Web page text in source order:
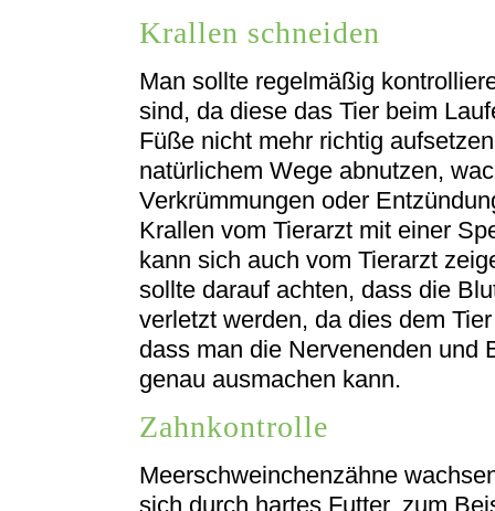
Krallen schneiden
Man sollte regelmäßig
sind, da diese das Tier beim
Füße nicht mehr richtig
natürlichem Wege abnutzen,
Verkrümmungen oder
Krallen vom Tierarzt mit einer
kann sich auch vom Tierarzt
sollte darauf achten, dass die
verletzt werden, da dies dem
dass man die Nervenenden und
genau ausmachen kann.
Zahnkontrolle
Meerschweinchenzähne
sich durch hartes Futter, zum